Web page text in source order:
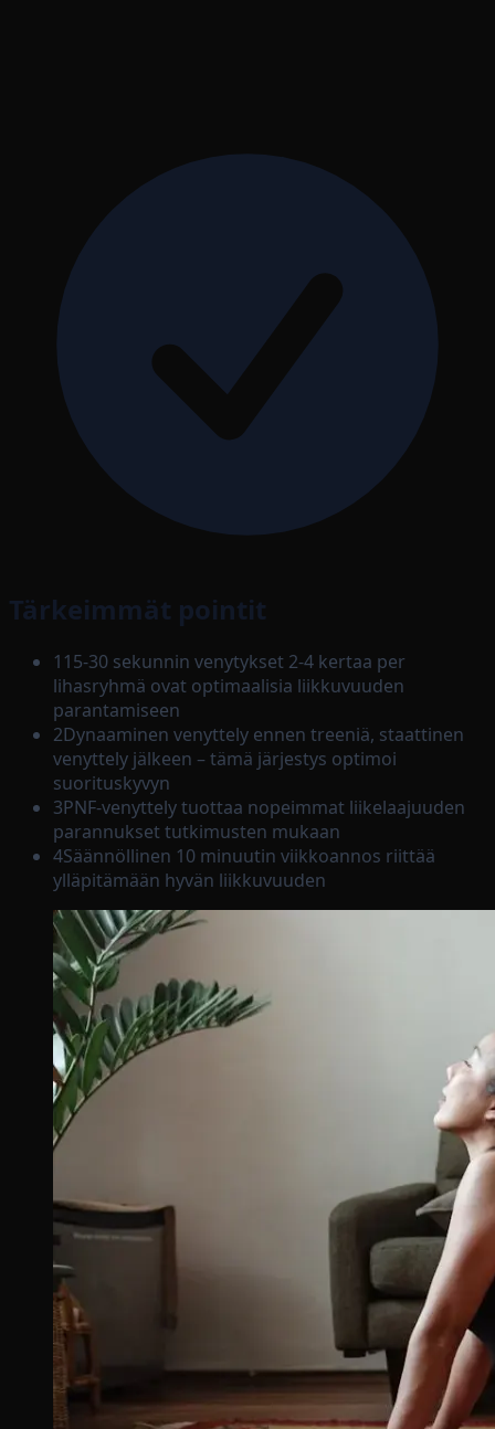
Tärkeimmät pointit
1 15-30 sekunnin venytykset 2-4 kertaa per
lihasryhmä ovat optimaalisia liikkuvuuden
parantamiseen
2Dynaaminen venyttely ennen treeniä, staattinen
venyttely jälkeen – tämä järjestys optimoi
suorituskyvyn
3PNF-venyttely tuottaa nopeimmat liikelaajuuden
parannukset tutkimusten mukaan
4Säännöllinen 10 minuutin viikkoannos riittää
ylläpitämään hyvän liikkuvuuden